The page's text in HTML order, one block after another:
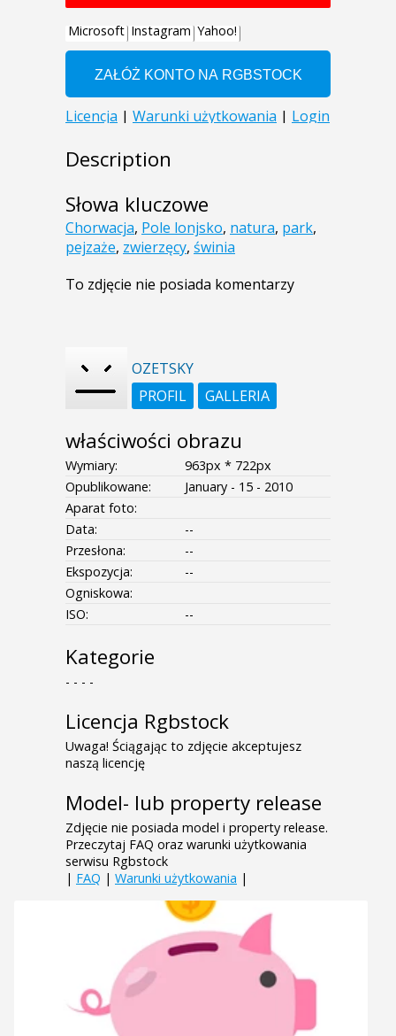
Description
Słowa kluczowe
Chorwacja, Pole lonjsko, natura, park,
pejzaże, zwierzęcy, świnia
To zdjęcie nie posiada komentarzy
OZETSKY
PROFIL
GALLERIA
właściwości obrazu
Wymiary:
963px * 722px
Opublikowane:
January - 15 - 2010
Aparat foto:
Data:
--
Przesłona:
--
Ekspozycja:
--
Ogniskowa:
ISO:
--
Kategorie
- - - -
Licencja Rgbstock
Uwaga! Ściągając to zdjęcie akceptujesz
naszą licencję
Model- lub property release
Zdjęcie nie posiada model i property release.
Przeczytaj FAQ oraz warunki użytkowania
serwisu Rgbstock
| FAQ | Warunki użytkowania |